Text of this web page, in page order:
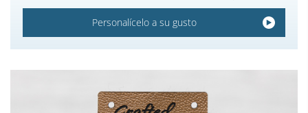
Personalícelo a su gusto